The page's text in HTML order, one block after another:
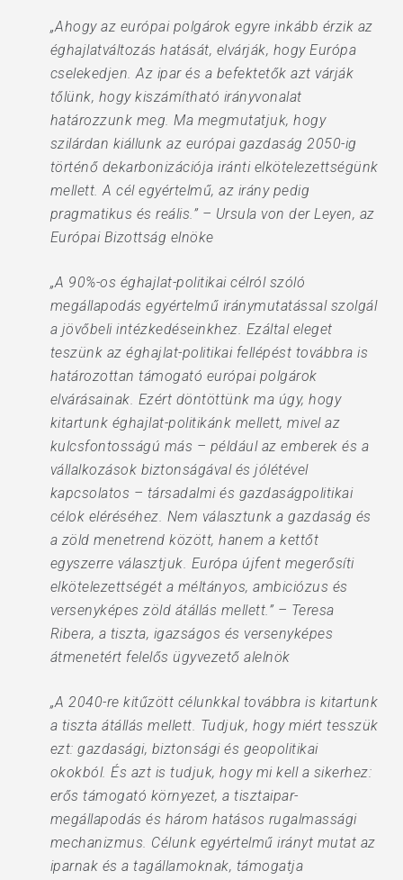
„Ahogy az európai polgárok egyre inkább érzik az
éghajlatváltozás hatását, elvárják, hogy Európa
cselekedjen. Az ipar és a befektetők azt várják
tőlünk, hogy kiszámítható irányvonalat
határozzunk meg. Ma megmutatjuk, hogy
szilárdan kiállunk az európai gazdaság 2050-ig
történő dekarbonizációja iránti elkötelezettségünk
mellett. A cél egyértelmű, az irány pedig
pragmatikus és reális.” – Ursula von der Leyen, az
Európai Bizottság elnöke
„A 90%-os éghajlat-politikai célról szóló
megállapodás egyértelmű iránymutatással szolgál
a jövőbeli intézkedéseinkhez. Ezáltal eleget
teszünk az éghajlat-politikai fellépést továbbra is
határozottan támogató európai polgárok
elvárásainak. Ezért döntöttünk ma úgy, hogy
kitartunk éghajlat-politikánk mellett, mivel az
kulcsfontosságú más – például az emberek és a
vállalkozások biztonságával és jólétével
kapcsolatos – társadalmi és gazdaságpolitikai
célok eléréséhez. Nem választunk a gazdaság és
a zöld menetrend között, hanem a kettőt
egyszerre választjuk. Európa újfent megerősíti
elkötelezettségét a méltányos, ambiciózus és
versenyképes zöld átállás mellett.” – Teresa
Ribera, a tiszta, igazságos és versenyképes
átmenetért felelős ügyvezető alelnök
„A 2040-re kitűzött célunkkal továbbra is kitartunk
a tiszta átállás mellett. Tudjuk, hogy miért tesszük
ezt: gazdasági, biztonsági és geopolitikai
okokból. És azt is tudjuk, hogy mi kell a sikerhez:
erős támogató környezet, a tisztaipar-
megállapodás és három hatásos rugalmassági
mechanizmus. Célunk egyértelmű irányt mutat az
iparnak és a tagállamoknak, támogatja